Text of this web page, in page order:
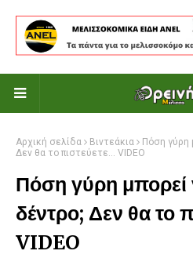
Αρχική σελίδα Βιντεάκια
Πόση γύρη
Δεν θα το πιστεύετε... VIDEO
Πόση γύρη μπορεί
δέντρο; Δεν θα το
VIDEO